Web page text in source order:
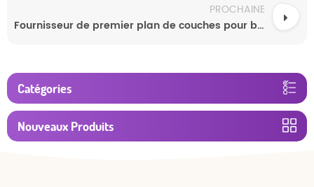
PROCHAINE
Fournisseur de premier plan de couches pour bébés personnalisées OEM sous marque privée à prix de gros. Couches hygiéniques Softcare très demandées sur le marché vietnamien.
Catégories
Nouveaux Produits